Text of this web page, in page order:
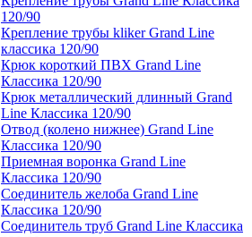
120/90
Крепление трубы kliker Grand Line
классика 120/90
Крюк короткий ПВХ Grand Line
Классика 120/90
Крюк металлический длинный Grand
Line Классика 120/90
Отвод (колено нижнее) Grand Line
Классика 120/90
Приемная воронка Grand Line
Классика 120/90
Соединитель желоба Grand Line
Классика 120/90
Соединитель труб Grand Line Классика